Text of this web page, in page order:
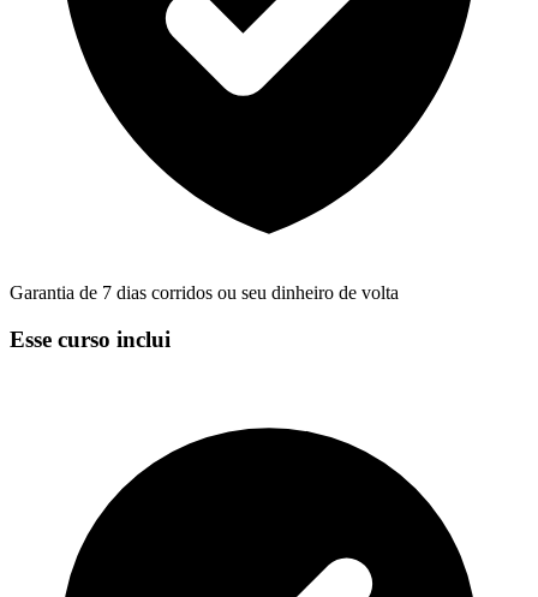
Garantia de 7 dias corridos ou seu dinheiro de volta
Esse curso inclui